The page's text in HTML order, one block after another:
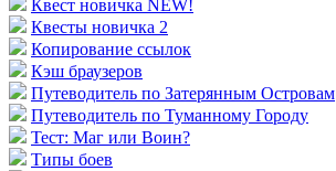
Квест новичка NEW!
Квесты новичка 2
Копирование ссылок
Кэш браузеров
Путеводитель по Затерянным Островам
Путеводитель по Туманному Городу
Тест: Маг или Воин?
Типы боев